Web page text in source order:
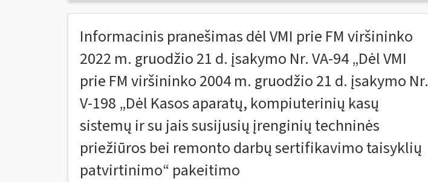
Informacinis pranešimas dėl VMI prie FM viršininko
2022 m. gruodžio 21 d. įsakymo Nr. VA-94 „Dėl VMI
prie FM viršininko 2004 m. gruodžio 21 d. įsakymo Nr.
V-198 „Dėl Kasos aparatų, kompiuterinių kasų
sistemų ir su jais susijusių įrenginių techninės
priežiūros bei remonto darbų sertifikavimo taisyklių
patvirtinimo“ pakeitimo